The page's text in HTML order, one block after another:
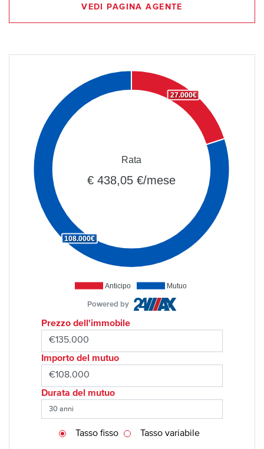
VEDI PAGINA AGENTE
Anticipo Mutuo
27.000€
108.000€
Rata
€ 438,05 €/mese
Powered by
Prezzo dell'immobile
Importo del mutuo
Durata del mutuo
Tasso fisso Tasso variabile